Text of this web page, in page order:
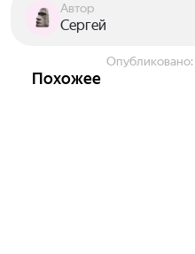
Автор
Сергей
Опубликовано:
Похожее